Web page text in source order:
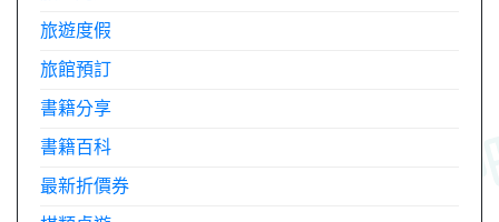
旅遊度假
旅館預訂
書籍分享
書籍百科
最新折價券